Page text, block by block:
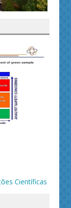
Assessments
Científicas